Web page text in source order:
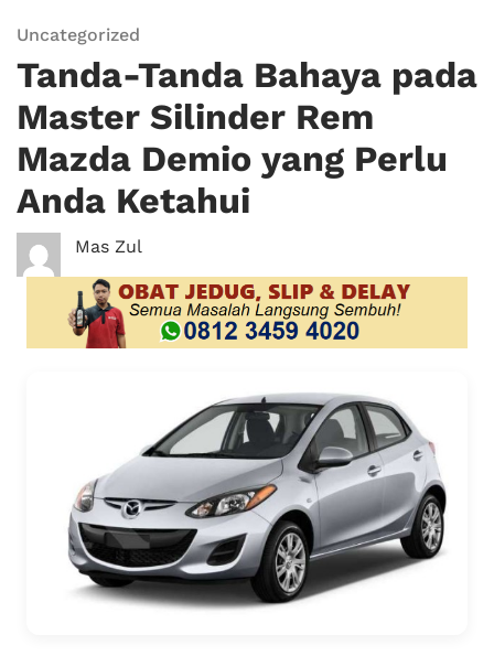
Uncategorized
Tanda-Tanda Bahaya pada
Master Silinder Rem
Mazda Demio yang Perlu
Anda Ketahui
Mas Zul